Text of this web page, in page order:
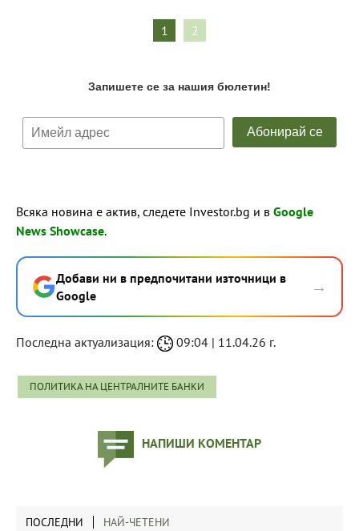
1 2
Всяка новина е актив, следете Investor.bg и в Google
News Showcase.
Добави ни в предпочитани източници в
Google
→
Последна актуализация: 09:04 | 11.04.26 г.
ПОЛИТИКА НА ЦЕНТРАЛНИТЕ БАНКИ
НАПИШИ КОМЕНТАР
ПОСЛЕДНИ НАЙ-ЧЕТЕНИ